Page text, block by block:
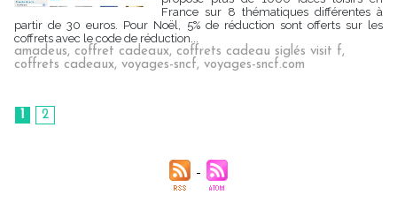
France sur 8 thématiques différentes à
partir de 30 euros. Pour Noël, 5% de réduction sont offerts sur les
coffrets avec le code de réduction...
amadeus, coffret cadeaux, coffrets cadeau siglés visit f,
coffrets cadeaux, voyages-sncf, voyages-sncf.com
1 2